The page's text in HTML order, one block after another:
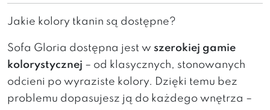
Jakie kolory tkanin są dostępne?
Sofa Gloria dostępna jest w szerokiej gamie
kolorystycznej – od klasycznych, stonowanych
odcieni po wyraziste kolory. Dzięki temu bez
problemu dopasujesz ją do każdego wnętrza –